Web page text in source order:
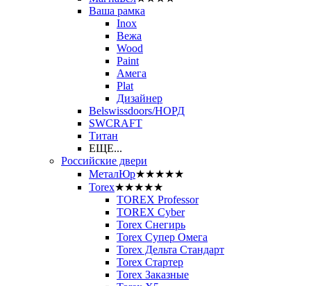
Ваша рамка
Inox
Вежа
Wood
Paint
Амега
Plat
Дизайнер
Belswissdoors/НОРД
SWCRAFT
Титан
ЕЩЕ...
Российские двери
МеталЮр★★★★★
Torex★★★★★
TOREX Professor
TOREX Cyber
Torex Снегирь
Torex Супер Омега
Torex Дельта Стандарт
Torex Стартер
Torex Заказные